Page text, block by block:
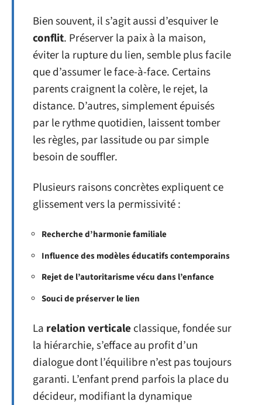
Bien souvent, il s’agit aussi d’esquiver le
conflit. Préserver la paix à la maison,
éviter la rupture du lien, semble plus facile
que d’assumer le face-à-face. Certains
parents craignent la colère, le rejet, la
distance. D’autres, simplement épuisés
par le rythme quotidien, laissent tomber
les règles, par lassitude ou par simple
besoin de souffler.
Plusieurs raisons concrètes expliquent ce
glissement vers la permissivité :
Recherche d’harmonie familiale
Influence des modèles éducatifs contemporains
Rejet de l’autoritarisme vécu dans l’enfance
Souci de préserver le lien
La relation verticale classique, fondée sur
la hiérarchie, s’efface au profit d’un
dialogue dont l’équilibre n’est pas toujours
garanti. L’enfant prend parfois la place du
décideur, modifiant la dynamique